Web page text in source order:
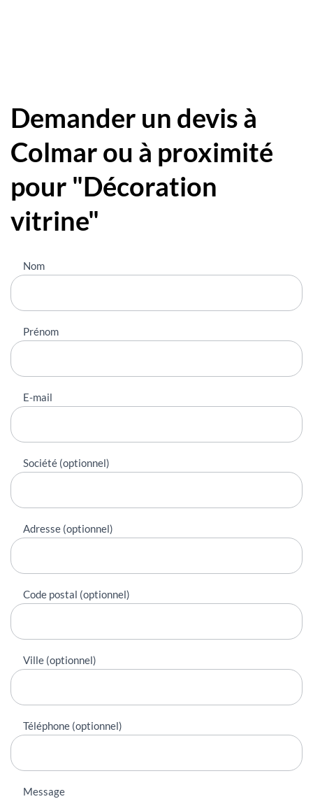
Demander un devis à
Colmar ou à proximité
pour "Décoration
vitrine"
Nous
contacter
Nom
Prénom
E-mail
Société (optionnel)
Adresse (optionnel)
Code postal (optionnel)
Ville (optionnel)
Téléphone (optionnel)
Message